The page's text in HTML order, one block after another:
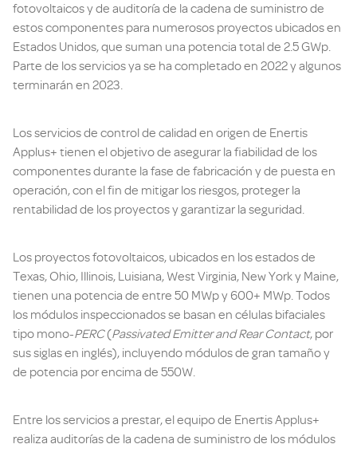
fotovoltaicos y de auditoría de la cadena de suministro de
estos componentes para numerosos proyectos ubicados en
Estados Unidos, que suman una potencia total de 2.5 GWp.
Parte de los servicios ya se ha completado en 2022 y algunos
terminarán en 2023.
Los servicios de control de calidad en origen de Enertis
Applus+ tienen el objetivo de asegurar la fiabilidad de los
componentes durante la fase de fabricación y de puesta en
operación, con el fin de mitigar los riesgos, proteger la
rentabilidad de los proyectos y garantizar la seguridad.
Los proyectos fotovoltaicos, ubicados en los estados de
Texas, Ohio, Illinois, Luisiana, West Virginia, New York y Maine,
tienen una potencia de entre 50 MWp y 600+ MWp. Todos
los módulos inspeccionados se basan en células bifaciales
tipo mono-PERC(Passivated Emitter and Rear Contact, por
sus siglas en inglés), incluyendo módulos de gran tamaño y
de potencia por encima de 550W.
Entre los servicios a prestar, el equipo de Enertis Applus+
realiza auditorías de la cadena de suministro de los módulos